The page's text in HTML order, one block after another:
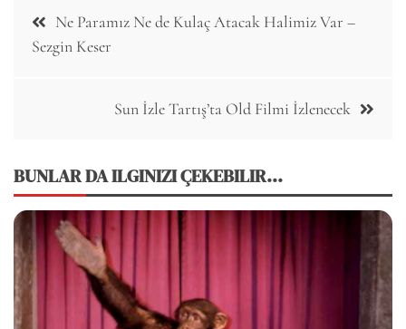
Post
navigation
Ne Paramız Ne de Kulaç Atacak Halimiz Var –
Sezgin Keser
Sun İzle Tartış’ta Old Filmi İzlenecek
BUNLAR DA ILGINIZI ÇEKEBILIR...